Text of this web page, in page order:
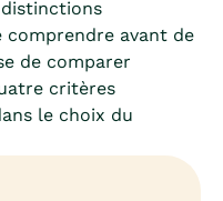
comprendre avant de
de comparer
critères
le choix du